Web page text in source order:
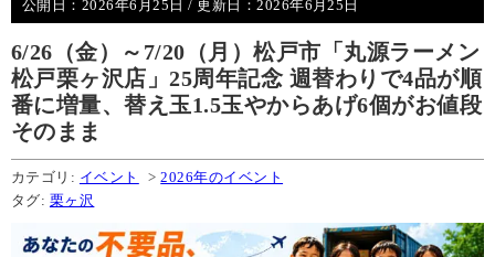
公開日： 2026年6月25日 / 更新日：2026年6月25日
6/26（金）～7/20（月）松戸市「丸源ラーメン
松戸栗ヶ沢店」25周年記念 週替わりで4品が順
番に増量、替え玉1.5玉やからあげ6個がお値段
そのまま
カテゴリ: イベント >2026年のイベント
タグ: 栗ヶ沢